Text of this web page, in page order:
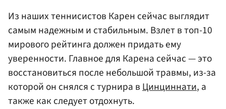
Из наших теннисистов Карен сейчас выглядит
самым надежным и стабильным. Взлет в топ-10
мирового рейтинга должен придать ему
уверенности. Главное для Карена сейчас — это
восстановиться после небольшой травмы, из-за
которой он снялся с турнира вЦинциннати, а
также как следует отдохнуть.